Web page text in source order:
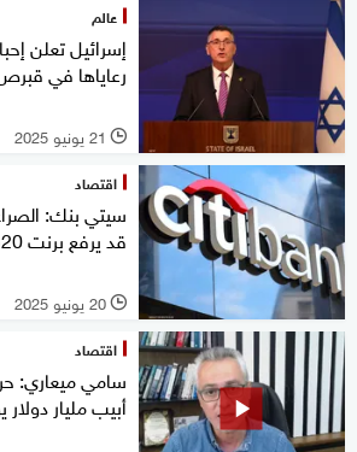
عالم
إسرائيل تعلن
رعاياها في
l 21 يونيو 2025
اقتصاد
سيتي بنك:
قد يرفع برنت 20%
l 20 يونيو 2025
اقتصاد
سامي ميعاري:
أبيب مليار دولار